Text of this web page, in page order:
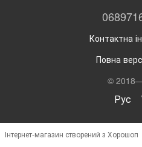
Контактна
Повна
©
Рус
Інтернет-магазин створений з Хорошоп